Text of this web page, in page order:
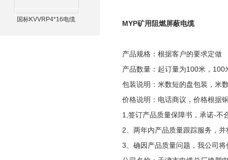
国标KVVRP4*16电缆 MYP矿用阻燃屏蔽电缆
产品规格：根据客户的要求定做
产品数量：起订量为100米，100
包装说明：米数短的盘包装，米
价格说明：电话商议，价格根据
1,签订产品质量保障书，承诺-不
2、两年内产品质量跟踪服务，
3、确因产品质量问题，我公司